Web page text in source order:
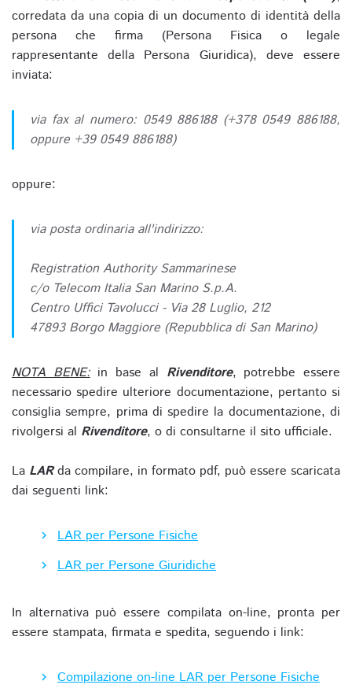
corredata da una copia di un documento di identità della
persona che firma (Persona Fisica o legale
rappresentante della Persona Giuridica), deve essere
inviata:
via fax al numero: 0549 886188 (+378 0549 886188,
oppure +39 0549 886188)
oppure:
via posta ordinaria all'indirizzo:
Registration Authority Sammarinese
c/o Telecom Italia San Marino S.p.A.
Centro Uffici Tavolucci - Via 28 Luglio, 212
47893 Borgo Maggiore (Repubblica di San Marino)
NOTA BENE:in base al Rivenditore, potrebbe essere
necessario spedire ulteriore documentazione, pertanto si
consiglia sempre, prima di spedire la documentazione, di
rivolgersi al Rivenditore, o di consultarne il sito ufficiale.
La LARda compilare, in formato pdf, può essere scaricata
dai seguenti link:
LAR per Persone Fisiche
LAR per Persone Giuridiche
In alternativa può essere compilata on-line, pronta per
essere stampata, firmata e spedita, seguendo i link:
Compilazione on-line LAR per Persone Fisiche